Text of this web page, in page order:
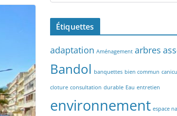
Étiquettes
adaptation Aménagement arbres
Bandol banquettes bien commun
cloture consultation durable Eau entretien
environnement espace